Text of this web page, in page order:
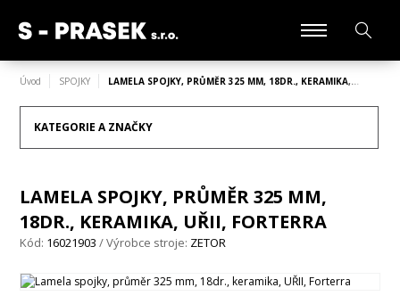
Úvod SPOJKY LAMELA SPOJKY, PRŮMĚR 325 MM, 18DR., KERAMIKA,…
KATEGORIE A ZNAČKY
LAMELA SPOJKY, PRŮMĚR 325 MM,
18DR., KERAMIKA, UŘII, FORTERRA
Kód: 16021903 / Výrobce stroje: ZETOR